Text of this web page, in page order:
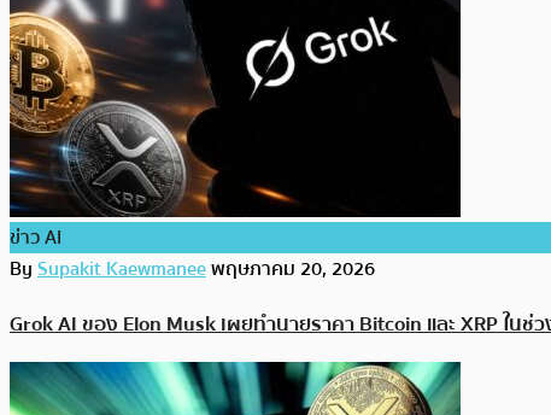
ข่าว AI
BySupakit Kaewmaneeพฤษภาคม 20, 2026
Grok AI ของ Elon Musk เผยทำนายราคา Bitcoin และ XRP ใน